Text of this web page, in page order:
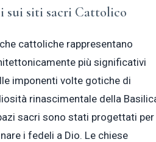
sui siti sacri Cattolico
cattoliche rappresentano
più significativi
imponenti volte gotiche di
rinascimentale della
sacri sono stati progettati per
i fedeli a Dio. Le chiese